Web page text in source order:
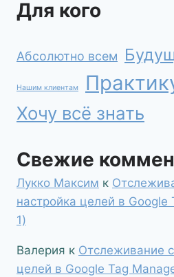
Для кого
Абсолютно всем
Нашим клиентам
Хочу всё знать
Свежие
Лукко Максим к
настройка целей в Google
1)
Валерия к Отслеживание
целей в Google Tag